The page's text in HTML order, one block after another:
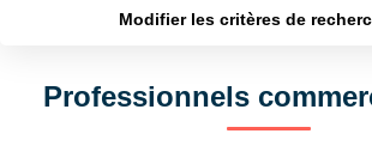
Modifier les critères de
Professionnels